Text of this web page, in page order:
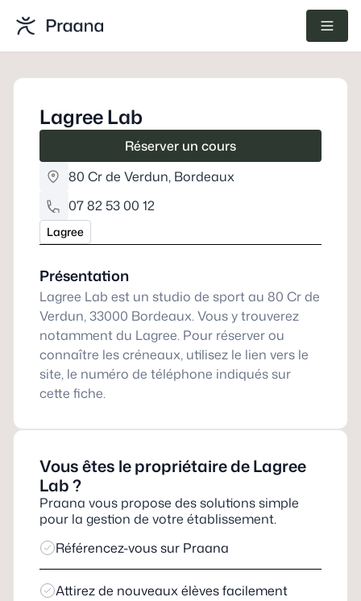
Lagree Lab
Réserver un cours
80 Cr de Verdun, Bordeaux
07 82 53 00 12
Lagree
Présentation
Lagree Lab est un studio de sport au 80 Cr de
Verdun, 33000 Bordeaux. Vous y trouverez
notamment du Lagree. Pour réserver ou
connaître les créneaux, utilisez le lien vers le
site, le numéro de téléphone indiqués sur
cette fiche.
Vous êtes le propriétaire deLagree
Lab?
Praana vous propose des solutions simple
pour la gestion de votre établissement.
Référencez-vous sur Praana
Attirez de nouveaux élèves facilement